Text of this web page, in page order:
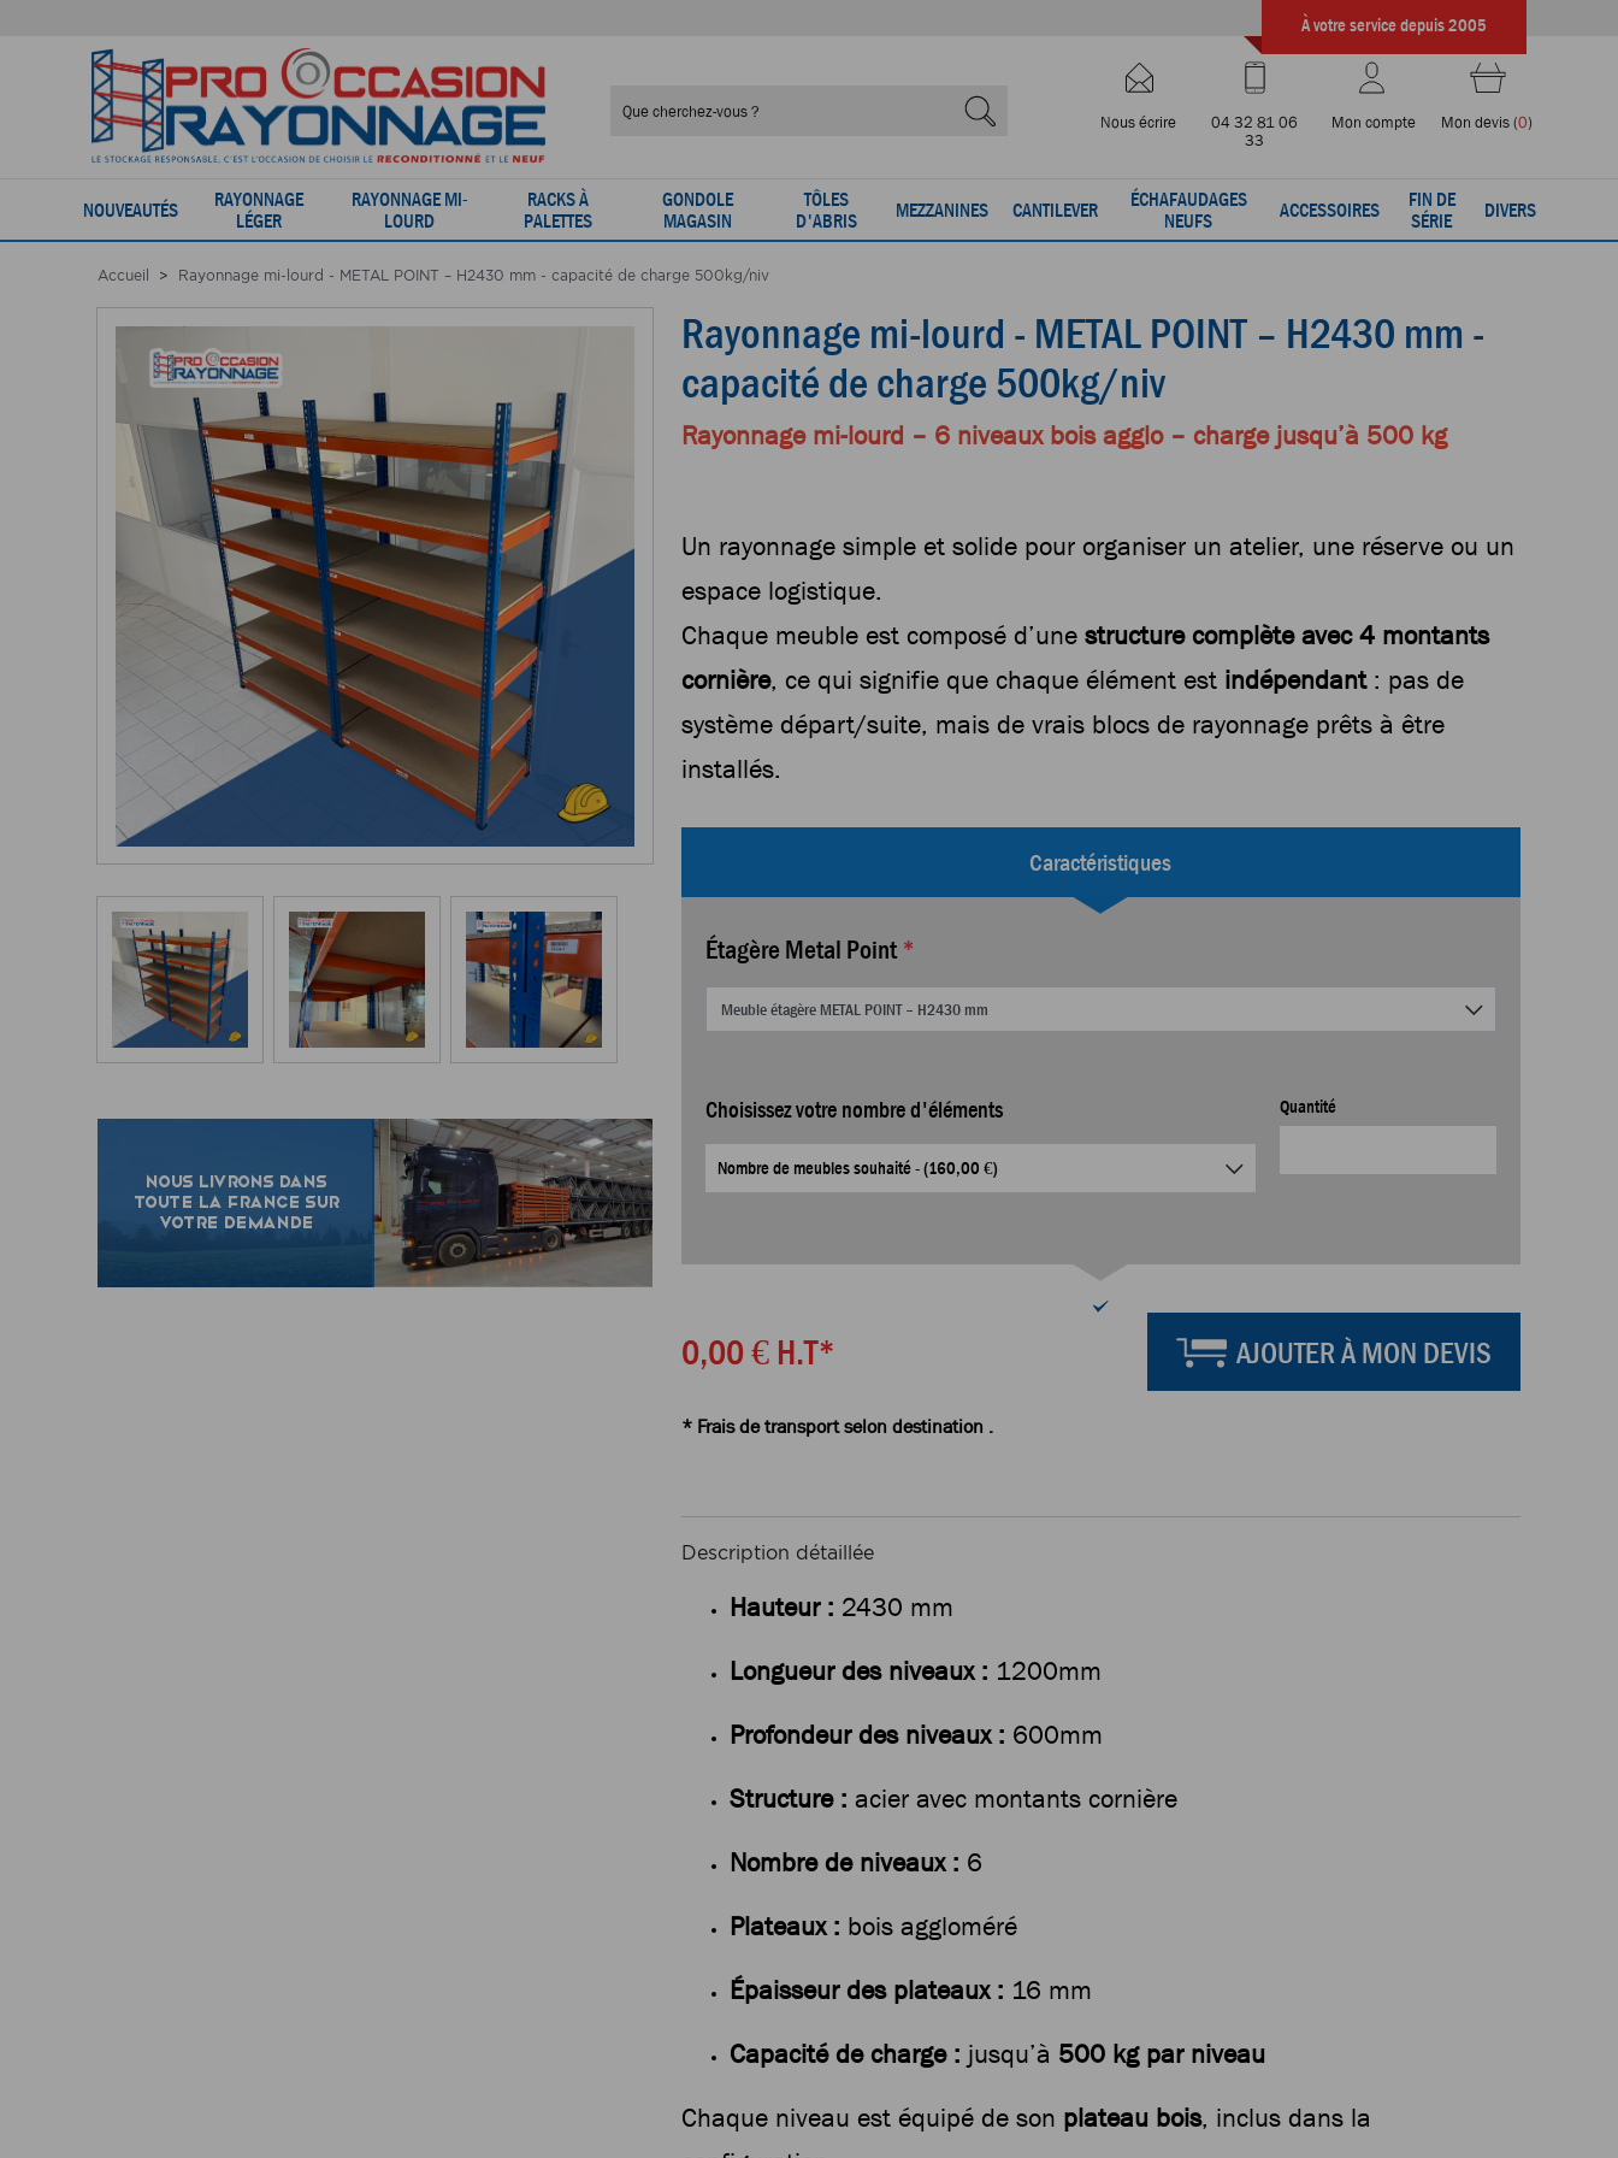
À votre service depuis 2005
Nous écrire
04 32 81 06
33
Mon compte Mon devis(0)
NOUVEAUTÉS
RAYONNAGE
LÉGER
RAYONNAGE MI-
LOURD
RACKS À
PALETTES
GONDOLE
MAGASIN
TÔLES
D'ABRIS
MEZZANINES CANTILEVER
ÉCHAFAUDAGES
NEUFS
ACCESSOIRES
FIN DE
SÉRIE
DIVERS
Accueil Rayonnage mi-lourd - METAL POINT – H2430 mm - capacité de charge 500kg/niv
NOUS LIVRONS DANS
TOUTE LA FRANCE SUR
VOTRE DEMANDE
Rayonnage mi-lourd - METAL POINT – H2430 mm -
capacité de charge 500kg/niv
Rayonnage mi-lourd – 6 niveaux bois agglo – charge jusqu’à 500 kg
Un rayonnage simple et solide pour organiser un atelier, une réserve ou un
espace logistique.
Chaque meuble est composé d’une structure complète avec 4 montants
cornière, ce qui signifie que chaque élément est indépendant: pas de
système départ/suite, mais de vrais blocs de rayonnage prêts à être
installés.
Caractéristiques
Étagère Metal Point
Choisissez votre nombre d'éléments Quantité
0,00 €H.T* AJOUTER À MON DEVIS
* Frais de transport selon destination .
Description détaillée
Hauteur : 2430 mm
Longueur des niveaux : 1200mm
Profondeur des niveaux : 600mm
Structure : acier avec montants cornière
Nombre de niveaux : 6
Plateaux : bois aggloméré
Épaisseur des plateaux : 16 mm
Capacité de charge : jusqu’à 500 kg par niveau
Chaque niveau est équipé de son plateau bois, inclus dans la